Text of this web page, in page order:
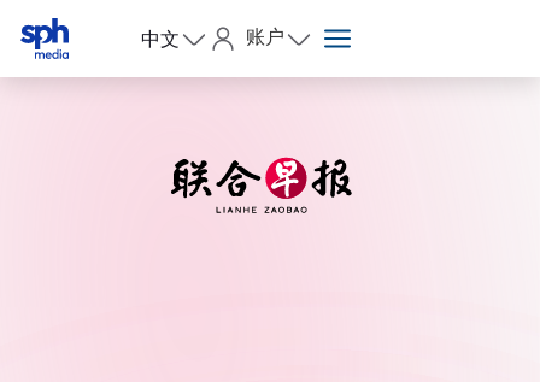
中文 账户